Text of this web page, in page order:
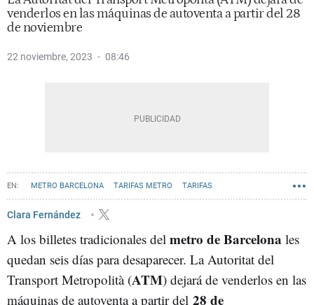
venderlos en las máquinas de autoventa a partir del 28
de noviembre
22 noviembre, 2023 08:46
METRO BARCELONA TARIFAS METRO TARIFAS
TARIFAS TRANSPORTS METROPOLITANS BARCELONA
Clara Fernández
A los billetes tradicionales del metro de Barcelona les
quedan seis días para desaparecer. La Autoritat del
Transport Metropolità (ATM) dejará de venderlos en las
máquinas de autoventa a partir del 28 de